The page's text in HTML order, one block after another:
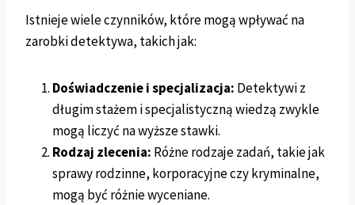
Istnieje wiele czynników, które mogą wpływać na
zarobki detektywa, takich jak:
Doświadczenie i specjalizacja: Detektywi z
długim stażem i specjalistyczną wiedzą zwykle
mogą liczyć na wyższe stawki.
Rodzaj zlecenia: Różne rodzaje zadań, takie jak
sprawy rodzinne, korporacyjne czy kryminalne,
mogą być różnie wyceniane.